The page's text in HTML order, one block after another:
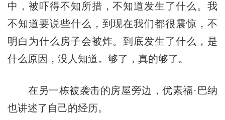
中，被吓得不知所措，不知道发生了什么。我
不知道要说些什么，到现在我们都很震惊，不
明白为什么房子会被炸。到底发生了什么，是
什么原因，没人知道。够了，真的够了。
在另一栋被袭击的房屋旁边，优素福·巴纳
也讲述了自己的经历。